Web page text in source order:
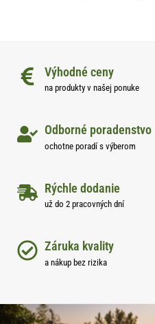
Výhodné ceny
na produkty v našej ponuke
Odborné poradenstvo
ochotne poradí s výberom
Rýchle dodanie
už do 2 pracovných dní
Záruka kvality
a nákup bez rizika